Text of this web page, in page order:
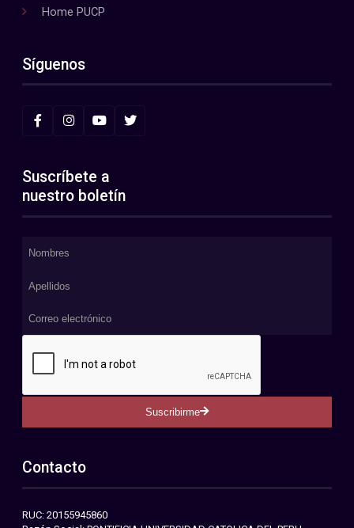
Home PUCP
Síguenos
Suscríbete a
nuestro boletín
Suscribirme
Contacto
RUC: 20155945860